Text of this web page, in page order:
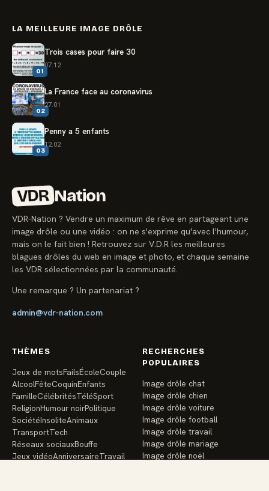
LA MEILLEURE IMAGE DRÔLE
01
Trois cases pour faire 30
07.12
02
La France face au coronavirus
27.01
03
Penny a 5 enfants
12.02
VDR Nation
VDR-Nation ? Vendre un maximum de rêve en partageant une
image drôle ou une vidéo : on ne s'exprime qu'avec l'humour,
mais on le fait bien ! Retrouvez sur V.D.R les meilleures
blagues drôles du web en image et photo, et chaque semaine
les VDR sélectionnées par la communauté.
Une remarque ? Un partenariat ?
admin@vdr-nation.com
THÈMES
Jeux de motsFailsÉcoleCouple
AlcoolFêteCoquinEnfants
FamilleCélébritésTéléSport
ReligionHumour noirPolitique
SociétéInsoliteAnimaux
TransportTech
Réseaux sociauxBouffe
Jeux vidéoAnniversaireTravail
RECHERCHES
POPULAIRES
Image drôle chat
Image drôle chien
Image drôle voiture
Image drôle football
Image drôle travail
Image drôle mariage
Image drôle noël